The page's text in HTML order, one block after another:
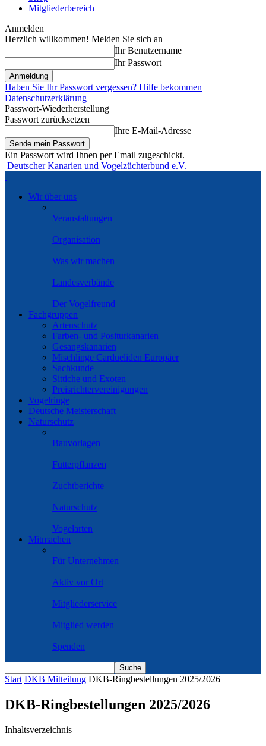
Mitgliederbereich
Anmelden
Herzlich willkommen! Melden Sie sich an
Ihr Benutzername
Ihr Passwort
Haben Sie Ihr Passwort vergessen? Hilfe bekommen
Datenschutzerklärung
Passwort-Wiederherstellung
Passwort zurücksetzen
Ihre E-Mail-Adresse
Ein Passwort wird Ihnen per Email zugeschickt.
Deutscher Kanarien und Vogelzüchterbund e.V.
Wir über uns
Veranstaltungen
Organisation
Was wir machen
Landesverbände
Der Vogelfreund
Fachgruppen
Artenschutz
Farben- und Positurkanarien
Gesangskanarien
Mischlinge Cardueliden Europäer
Sachkunde
Sittiche und Exoten
Preisrichtervereinigungen
Vogelringe
Deutsche Meisterschaft
Naturschutz
Bauvorlagen
Futterpflanzen
Zuchtberichte
Naturschutz
Vogelarten
Mitmachen
Für Unternehmen
Aktiv vor Ort
Mitgliederservice
Mitglied werden
Spenden
Start DKB Mitteilung DKB-Ringbestellungen 2025/2026
DKB-Ringbestellungen 2025/2026
Inhaltsverzeichnis